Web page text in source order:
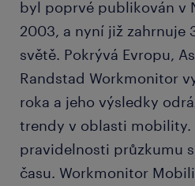
byl poprvé publikován v
2003, a nyní již zahrnuje
světě. Pokrývá Evropu,
Randstad Workmonitor
roka a jeho výsledky
trendy v oblasti mobility.
pravidelnosti průzkumu
času. Workmonitor